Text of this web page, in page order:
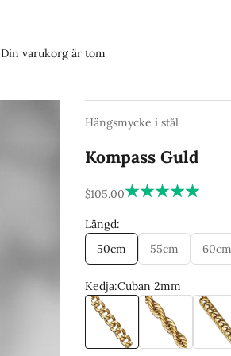
Din varukorg är tom
Hängsmycke i stål
Kompass Guld
REA-pris
$105.00
Längd:
50cm
55cm 60cm
Kedja:Cuban 2mm
Cuban 2mmCordell 3mmFranco